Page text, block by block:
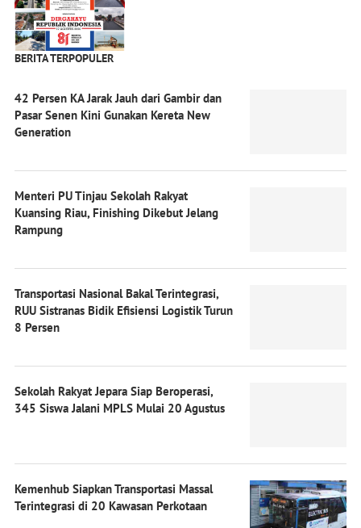
BERITA TERPOPULER
42 Persen KA Jarak Jauh dari Gambir dan
Pasar Senen Kini Gunakan Kereta New
Generation
Menteri PU Tinjau Sekolah Rakyat
Kuansing Riau, Finishing Dikebut Jelang
Rampung
Transportasi Nasional Bakal Terintegrasi,
RUU Sistranas Bidik Efisiensi Logistik Turun
8 Persen
Sekolah Rakyat Jepara Siap Beroperasi,
345 Siswa Jalani MPLS Mulai 20 Agustus
Kemenhub Siapkan Transportasi Massal
Terintegrasi di 20 Kawasan Perkotaan